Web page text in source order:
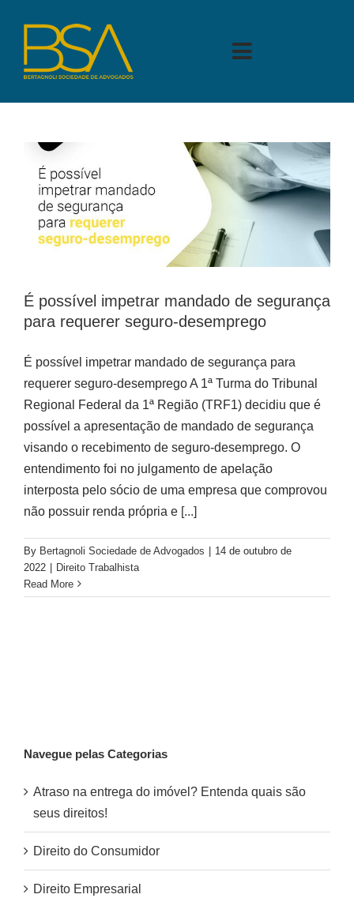
content
Toggle
ÁREAS DE ATUAÇÃO
PARA VOCÊ
PARA SEU NEGÓCIO
BLOG
CONTATO
É possível impetrar mandado de segurança
para requerer seguro-desemprego
É possível impetrar mandado de segurança para
requerer seguro-desemprego A 1ª Turma do Tribunal
Regional Federal da 1ª Região (TRF1) decidiu que é
possível a apresentação de mandado de segurança
visando o recebimento de seguro-desemprego. O
entendimento foi no julgamento de apelação
interposta pelo sócio de uma empresa que comprovou
não possuir renda própria e [...]
By Bertagnoli Sociedade de Advogados
14 de outubro de
2022
Direito Trabalhista
Read More
Navegue pelas Categorias
Atraso na entrega do imóvel? Entenda quais são
seus direitos!
Direito do Consumidor
Direito Empresarial